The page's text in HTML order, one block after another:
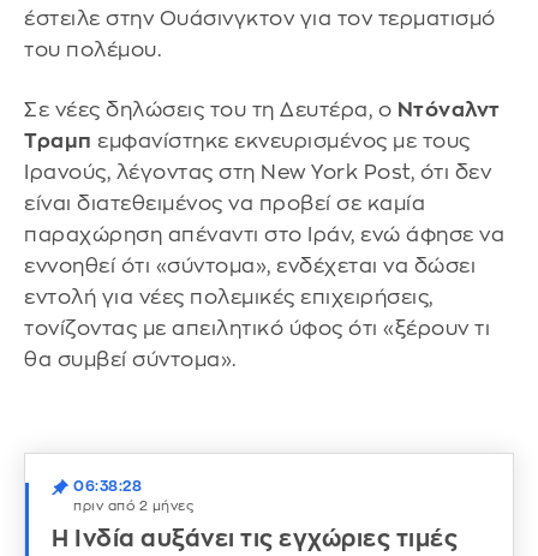
έστειλε στην Ουάσινγκτον για τον τερματισμό
του πολέμου.
Σε νέες δηλώσεις του τη Δευτέρα, ο Ντόναλντ
Τραμπ εμφανίστηκε εκνευρισμένος με τους
Ιρανούς, λέγοντας στη New York Post, ότι δεν
είναι διατεθειμένος να προβεί σε καμία
παραχώρηση απέναντι στο Ιράν, ενώ άφησε να
εννοηθεί ότι «σύντομα», ενδέχεται να δώσει
εντολή για νέες πολεμικές επιχειρήσεις,
τονίζοντας με απειλητικό ύφος ότι «ξέρουν τι
θα συμβεί σύντομα».
06:38:28
πριν από 2 μήνες
Η Ινδία αυξάνει τις εγχώριες τιμές